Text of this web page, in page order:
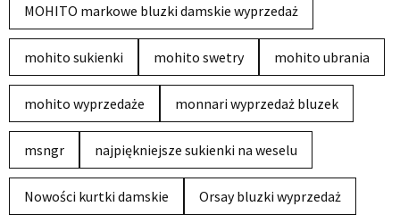
MOHITO markowe bluzki damskie wyprzedaż
mohito sukienki mohito swetry mohito ubrania
mohito wyprzedaże monnari wyprzedaż bluzek
msngr najpiękniejsze sukienki na weselu
Nowości kurtki damskie Orsay bluzki wyprzedaż